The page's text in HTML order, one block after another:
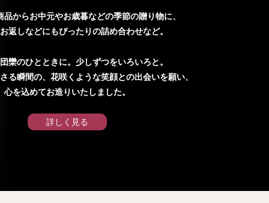
品からお中元やお歳暮などの季節の贈り物に、
返しなどにもぴったりの詰め合わせなど。
欒のひとときに。少しずつをいろいろと。
る瞬間の、花咲くような笑顔との出会いを願い、
心を込めてお造りいたしました。
詳しく見る